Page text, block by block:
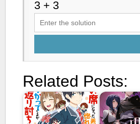
Related Posts: